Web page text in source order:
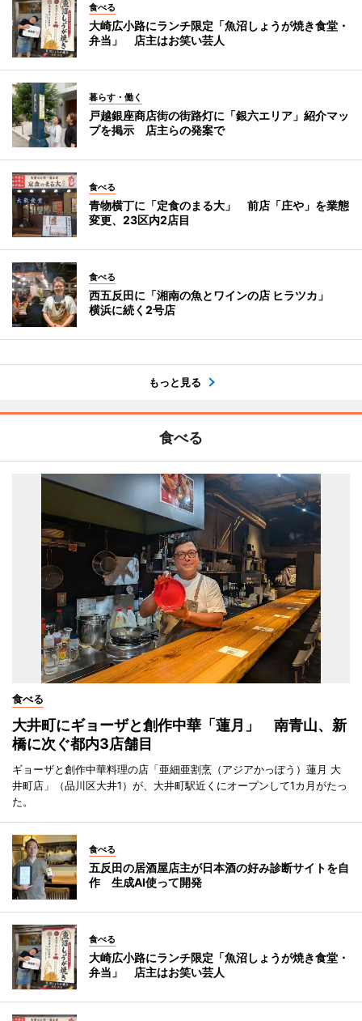
食べる
大崎広小路にランチ限定「魚沼しょうが焼き食堂・
弁当」 店主はお笑い芸人
暮らす・働く
戸越銀座商店街の街路灯に「銀六エリア」紹介マッ
プを掲示 店主らの発案で
食べる
青物横丁に「定食のまる大」 前店「庄や」を業態
変更、23区内2店目
食べる
西五反田に「湘南の魚とワインの店 ヒラツカ」
横浜に続く2号店
もっと見る
食べる
食べる
大井町にギョーザと創作中華「蓮月」 南青山、新
橋に次ぐ都内3店舗目
ギョーザと創作中華料理の店「亜細亜割烹（アジアかっぽう）蓮月 大
井町店」（品川区大井1）が、大井町駅近くにオープンして1カ月がたっ
た。
食べる
五反田の居酒屋店主が日本酒の好み診断サイトを自
作 生成AI使って開発
食べる
大崎広小路にランチ限定「魚沼しょうが焼き食堂・
弁当」 店主はお笑い芸人